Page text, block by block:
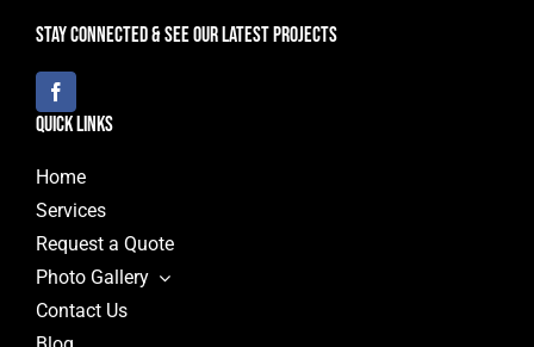
Stay Connected & See Our Latest Projects
Quick Links
Home
Services
Request a Quote
Photo Gallery
Contact Us